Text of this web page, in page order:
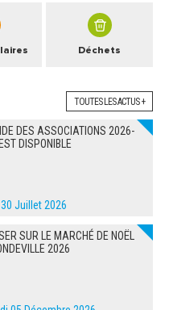
Déchets
TOUTES LES ACTUS +
DES ASSOCIATIONS 2026-
DISPONIBLE
Juillet 2026
SUR LE MARCHÉ DE NOËL
2026